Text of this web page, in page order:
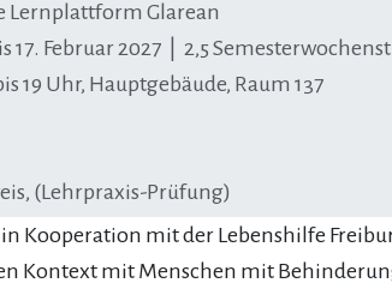
Lernplattform Glarean
17. Februar 2027 | 2,5
19 Uhr, Hauptgebäude, Raum 137
(Lehrpraxis-Prüfung)
Kooperation mit der Lebenshilfe
Kontext mit Menschen mit